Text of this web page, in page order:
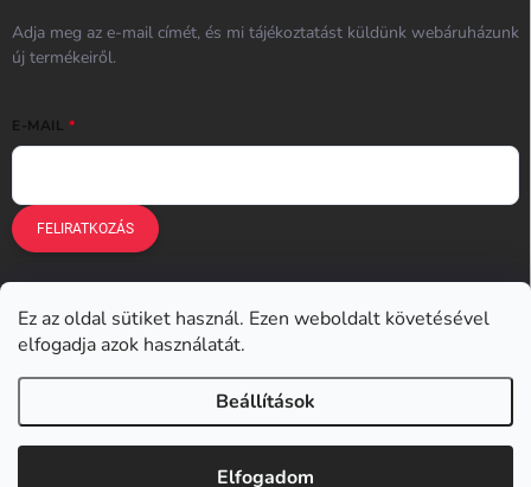
Ez az oldal sütiket használ. Ezen weboldalt követésével
elfogadja azok használatát.
Beállítások
Elfogadom
Adja meg az e-mail címét, és mi tájékoztatást küldünk webáruházunk
új termékeiről.
E-MAIL
FELIRATKOZÁS
Earplugs.cz Earplugs.sk
Earplugs.at Earplugs.ro Lunesto.cz
Earplugs.hu . Minden jog fenntartva.